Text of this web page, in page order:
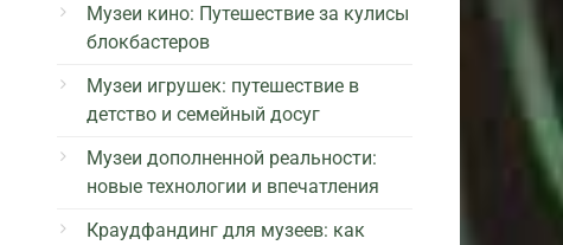
Музеи кино: Путешествие за кулисы
блокбастеров
Музеи игрушек: путешествие в
детство и семейный досуг
Музеи дополненной реальности:
новые технологии и впечатления
Краудфандинг для музеев: как